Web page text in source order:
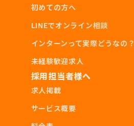
初めての方へ
LINEでオンライン相談
インターンって実際どうなの？
未経験歓迎求人
採用担当者様へ
求人掲載
サービス概要